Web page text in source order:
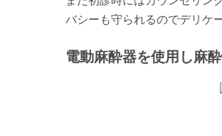
バシーも守られるのでデリケ
電動麻酔器を使用し麻